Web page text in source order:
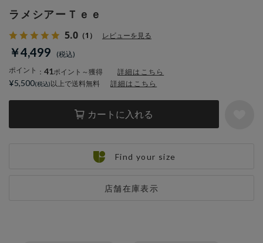
ラメシアーＴｅｅ
5.0 （1） レビューを見る
￥4,499
ポイント ： 41ポイント～獲得 詳細はこちら
カートに入れる
店舗在庫表示
¥5,500 以上で送料無料 詳細はこちら
Find your size